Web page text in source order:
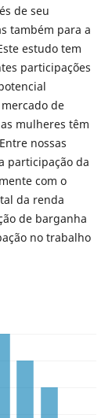
de seu
também para a
estudo tem
participações
de
mulheres têm
nossas
participação da
com o
da renda
de barganha
no trabalho